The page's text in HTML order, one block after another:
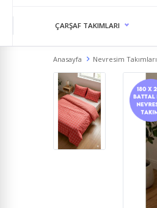
ÇARŞAF TAKIMLARI
Anasayfa Nevresim Takımları